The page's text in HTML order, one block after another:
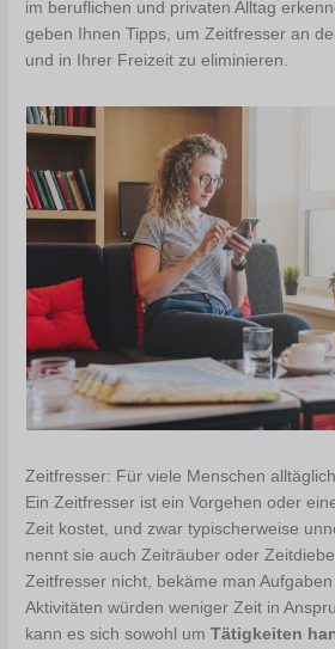
im beruflichen und privaten Alltag
geben Ihnen Tipps, um Zeitfresser an
und in Ihrer Freizeit zu eliminieren.
Zeitfresser: Für viele Menschen
Ein Zeitfresser ist ein Vorgehen oder
Zeit kostet, und zwar typischerweise
nennt sie auch Zeiträuber oder
Zeitfresser nicht, bekäme man
Aktivitäten würden weniger Zeit in
kann es sich sowohl umTätigkeiten